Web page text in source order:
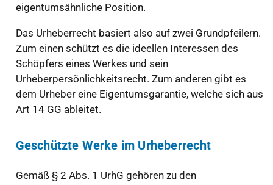
eigentumsähnliche Position.
Das Urheberrecht basiert also auf zwei Grundpfeilern.
Zum einen schützt es die ideellen Interessen des
Schöpfers eines Werkes und sein
Urheberpersönlichkeitsrecht. Zum anderen gibt es
dem Urheber eine Eigentumsgarantie, welche sich aus
Art 14 GG ableitet.
Geschützte Werke im Urheberrecht
Gemäß § 2 Abs. 1 UrhG gehören zu den